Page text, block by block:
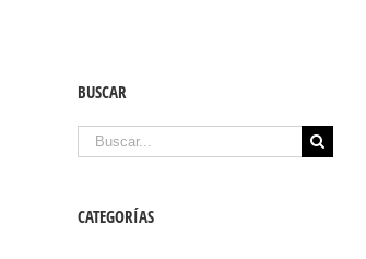
BUSCAR
Buscar
CATEGORÍAS